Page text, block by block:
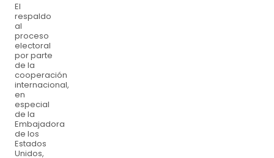
El
respaldo
al
proceso
electoral
por parte
de la
cooperación
internacional,
en
especial
de la
Embajadora
de los
Estados
Unidos,